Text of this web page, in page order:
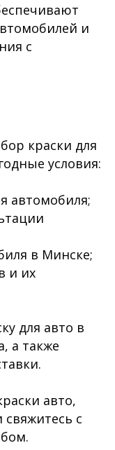
и
с
краски для
условия:
автомобиля;
в Минске;
и их
для авто в
а также
авто,
с